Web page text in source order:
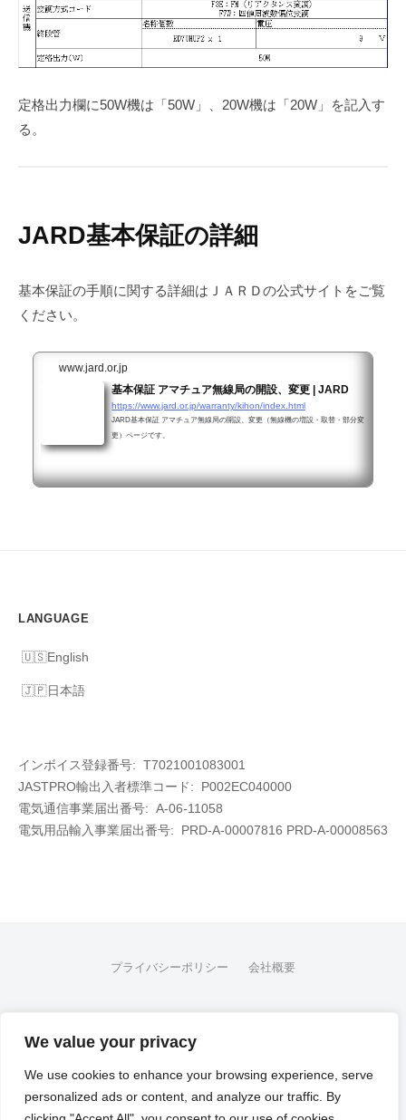
We value your privacy
We use cookies to enhance your browsing experience, serve
personalized ads or content, and analyze our traffic. By
定格出力欄に50W機は「50W」、20W機は「20W」を記入す
る。
JARD基本保証の詳細
基本保証の手順に関する詳細はＪＡＲＤの公式サイトをご覧
ください。
www.jard.or.jp
基本保証 アマチュア無線局の開設、変更 | JARD
https://www.jard.or.jp/warranty/kihon/index.html
JARD基本保証 アマチュア無線局の開設、変更（無線機の増設・取替・部分変
更）ページです。
LANGUAGE
English
日本語
インボイス登録番号: T7021001083001
JASTPRO輸出入者標準コード: P002EC040000
電気通信事業届出番号: A-06-11058
電気用品輸入事業届出番号: PRD-A-00007816 PRD-A-00008563
プライバシーポリシー 会社概要
© 2026 Flex Fleet Co., Ltd.
Powered by
WordPress